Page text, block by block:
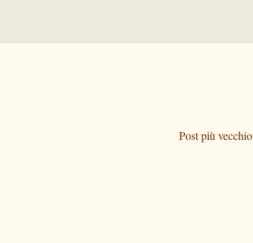
Post più vecchio